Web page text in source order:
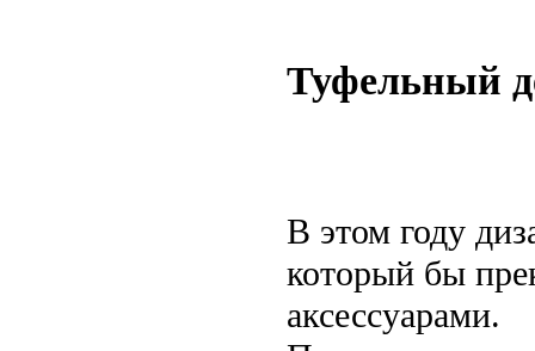
Туфельный
В этом году
который бы
аксессуарами.